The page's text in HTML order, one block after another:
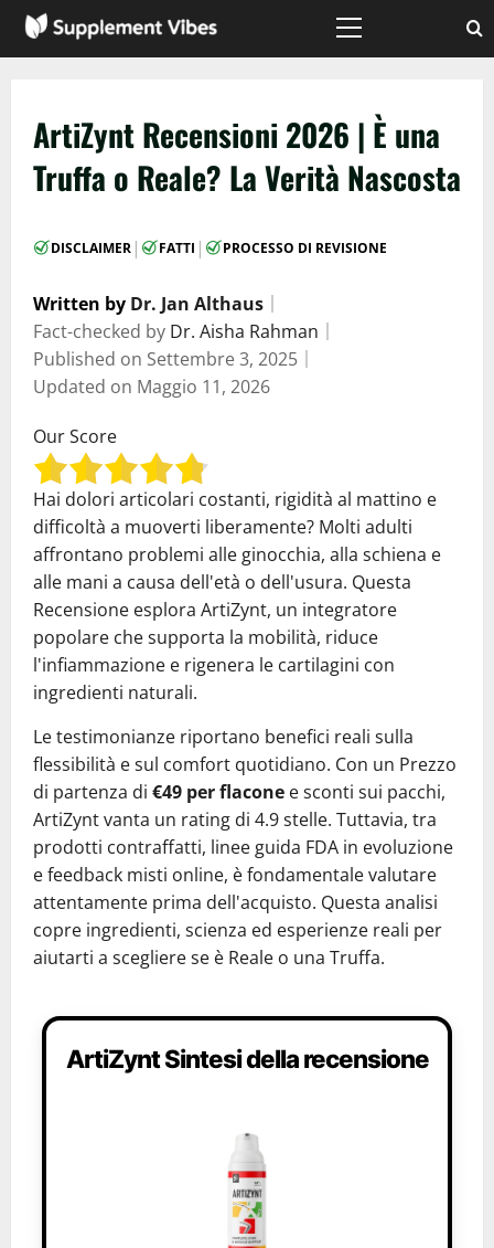
Menù
ArtiZynt Recensioni 2026 | È una
Truffa o Reale? La Verità Nascosta
DISCLAIMER | FATTI | PROCESSO DI REVISIONE
Written by Dr. Jan Althaus
Fact-checked by Dr. Aisha Rahman
Published on Settembre 3, 2025
Updated on Maggio 11, 2026
Our Score
Hai dolori articolari costanti, rigidità al mattino e
difficoltà a muoverti liberamente? Molti adulti
affrontano problemi alle ginocchia, alla schiena e
alle mani a causa dell'età o dell'usura. Questa
Recensione esplora ArtiZynt, un integratore
popolare che supporta la mobilità, riduce
l'infiammazione e rigenera le cartilagini con
ingredienti naturali.
Le testimonianze riportano benefici reali sulla
flessibilità e sul comfort quotidiano. Con un Prezzo
di partenza di €49 per flacone e sconti sui pacchi,
ArtiZynt vanta un rating di 4.9 stelle. Tuttavia, tra
prodotti contraffatti, linee guida FDA in evoluzione
e feedback misti online, è fondamentale valutare
attentamente prima dell'acquisto. Questa analisi
copre ingredienti, scienza ed esperienze reali per
aiutarti a scegliere se è Reale o una Truffa.
ArtiZynt Sintesi della recensione